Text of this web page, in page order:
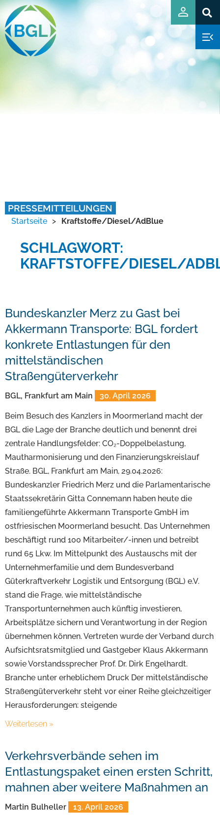
PRESSEMITTEILUNGEN
Startseite > Kraftstoffe/Diesel/AdBlue
SCHLAGWORT:
KRAFTSTOFFE/DIESEL/
Bundeskanzler Merz zu Gast bei
Akkermann Transporte: BGL fordert
konkrete Entlastungen für den
mittelständischen
Straßengüterverkehr
BGL, Frankfurt am Main 30. April 2026
Beim Besuch des Kanzlers in Moormerland macht der
BGL die Lage der Branche deutlich und benennt drei
zentrale Handlungsfelder: CO₂-Doppelbelastung,
Mautharmonisierung und den Finanzierungskreislauf
Straße. BGL, Frankfurt am Main, 29.04.2026:
Bundeskanzler Friedrich Merz und die Parlamentarische
Staatssekretärin Gitta Connemann haben heute die
familiengeführte Akkermann Transporte GmbH im
ostfriesischen Moormerland besucht. Das Unternehmen
beschäftigt rund 100 Mitarbeiter/-innen und betreibt
rund 65 Lkw. Im Mittelpunkt des Austauschs mit der
Unternehmerfamilie und dem Bundesverband
Güterkraftverkehr Logistik und Entsorgung (BGL) e.V.
stand die Frage, wie mittelständische
Transportunternehmen auch künftig investieren,
Arbeitsplätze sichern und Verantwortung in der Region
übernehmen können. Vertreten wurde der Verband durch
Aufsichtsratsmitglied und Gastgeber Klaus Akkermann
sowie Vorstandssprecher Prof. Dr. Dirk Engelhardt.
Branche unter erheblichem Druck Der mittelständische
Straßengüterverkehr steht vor einer Reihe gleichzeitiger
Herausforderungen: steigende
Weiterlesen »
Verkehrsverbände sehen im
Entlastungspaket einen ersten Schritt,
mahnen aber weitere Maßnahmen an
Martin Bulheller 13. April 2026